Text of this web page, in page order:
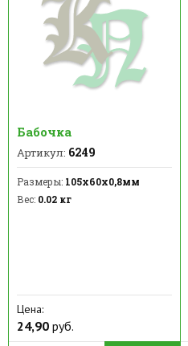
Бабочка
Артикул: 6249
Размеры: 105х60х0,8мм
Вес: 0.02 кг
Цена:
24,90 руб.